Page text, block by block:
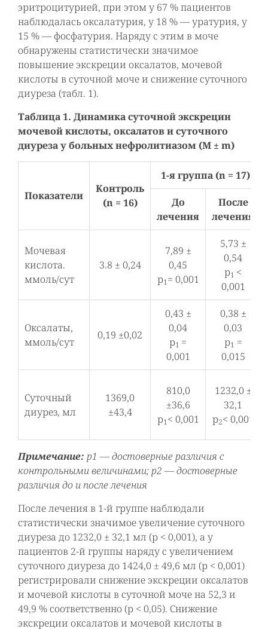
эритроцитурией, при этом у 67 % пациентов
наблюдалась оксалатурия, у 18 % — уратурия, у
15 % — фосфатурия. Наряду с этим в моче
обнаружены статистически значимое
повышение экскреции оксалатов, мочевой
кислоты в суточной моче и снижение суточного
диуреза (табл. 1).
Таблица 1. Динамика суточной экскреции
мочевой кислоты, оксалатов и суточного
диуреза у больных нефролитиазом (M ± m)
Показатели
Контроль
(n = 16)
1-я группа (n = 17)
До
лечения
После
лечения
Мочевая
кислота.
ммоль/сут
3.8 ± 0,24
7,89 ±
0,45
р1= 0,001
5,73 ±
0,54
р1 <
0,001
Оксалаты,
ммоль/сут
0,19 ±0,02
0,43 ±
0,04
р1 =
0,001
0,38 ±
0,03
р1 =
0,015
Суточный
диурез, мл
1369,0
±43,4
810,0
±36,6
р1< 0,001
1232,0 ±
32,1
р2< 0,001
Примечание: р1 — достоверные различия с
контрольными величинами; р2 — достоверные
различия до и после лечения
После лечения в 1-й группе наблюдали
статистически значимое увеличение суточного
диуреза до 1232,0 ± 32,1 мл (р < 0,001), а у
пациентов 2-й группы наряду с увеличением
суточного диуреза до 1424,0 ± 49,6 мл (р < 0,001)
регистрировали снижение экскреции оксалатов
и мочевой кислоты в суточной моче на 52,3 и
49,9 % соответственно (р < 0,05). Снижение
экскреции оксалатов и мочевой кислоты в